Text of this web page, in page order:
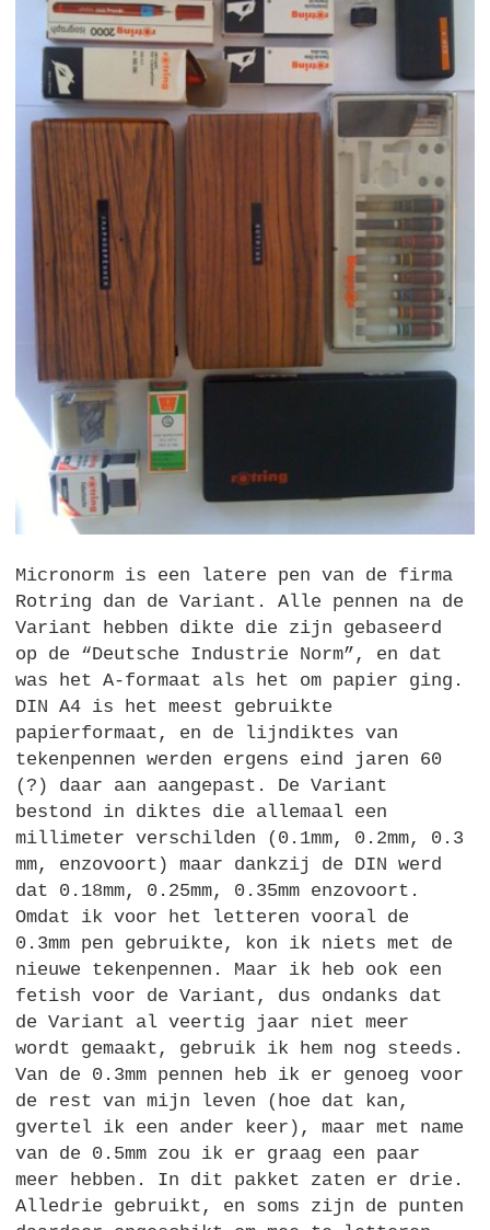
Micronorm is een latere pen van de firma
Rotring dan de Variant. Alle pennen na de
Variant hebben dikte die zijn gebaseerd
op de “Deutsche Industrie Norm”, en dat
was het A-formaat als het om papier ging.
DIN A4 is het meest gebruikte
papierformaat, en de lijndiktes van
tekenpennen werden ergens eind jaren 60
(?) daar aan aangepast. De Variant
bestond in diktes die allemaal een
millimeter verschilden (0.1mm, 0.2mm, 0.3
mm, enzovoort) maar dankzij de DINwerd
dat 0.18mm, 0.25mm, 0.35mm enzovoort.
Omdat ik voor het letteren vooral de
0.3mm pen gebruikte, kon ik niets met de
nieuwe tekenpennen. Maar ik heb ook een
fetish voor de Variant, dus ondanks dat
de Variant al veertig jaar niet meer
wordt gemaakt, gebruik ik hem nog steeds.
Van de 0.3mm pennen heb ik er genoeg voor
de rest van mijn leven (hoe dat kan,
gvertel ik een ander keer), maar met name
van de 0.5mm zou ik er graag een paar
meer hebben. In dit pakket zaten er drie.
Alledrie gebruikt, en soms zijn de punten